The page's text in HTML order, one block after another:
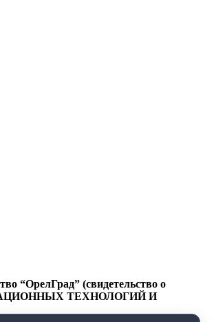
“ОрелГрад” (свидетельство о
ТЕХНОЛОГИЙ И